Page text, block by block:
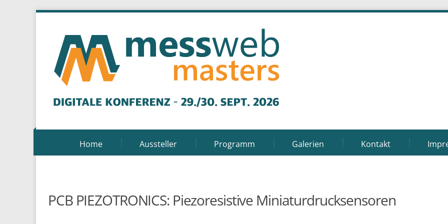
Home Aussteller Programm Galerien Kontakt
PCB PIEZOTRONICS: Piezoresistive Miniaturdrucksensoren